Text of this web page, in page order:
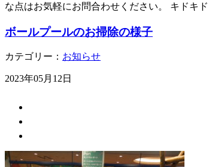
な点はお気軽にお問合わせください。 キドキ
ボールプールのお掃除の様子
カテゴリー： お知らせ
2023年05月12日